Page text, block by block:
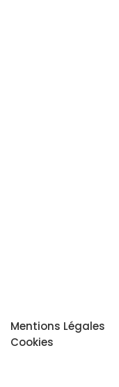
Mentions Légales
Cookies